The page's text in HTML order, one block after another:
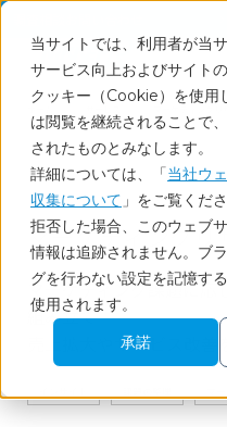
当サイトでは、利用者が当
サービス向上およびサイト
クッキー（Cookie）を使用
は閲覧を継続されることで
されたものとみなします。
詳細については、「当社ウ
収集について 」をご覧くださ
拒否した場合、このウェブ
情報は追跡されません。ブ
グを行わない設定を記憶す
使用されます。
承諾
Service
マーケティングリ
マーケティング課題に
組み立て
売上拡大やサービス改善